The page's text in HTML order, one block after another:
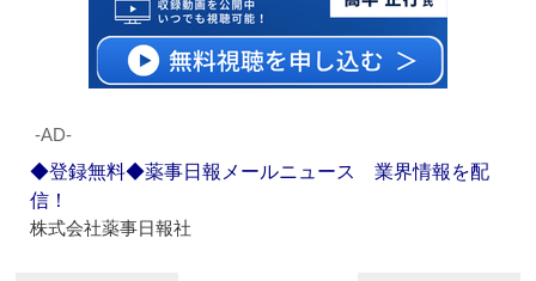
‐AD‐
◆登録無料◆薬事日報メールニュース 業界情報を配
信！
株式会社薬事日報社